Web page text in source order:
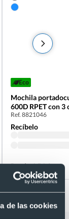
de las cookies
Eco
Mochila
600D RPET con
Ref. 8821046
Recíbelo
Desde 6,54 €